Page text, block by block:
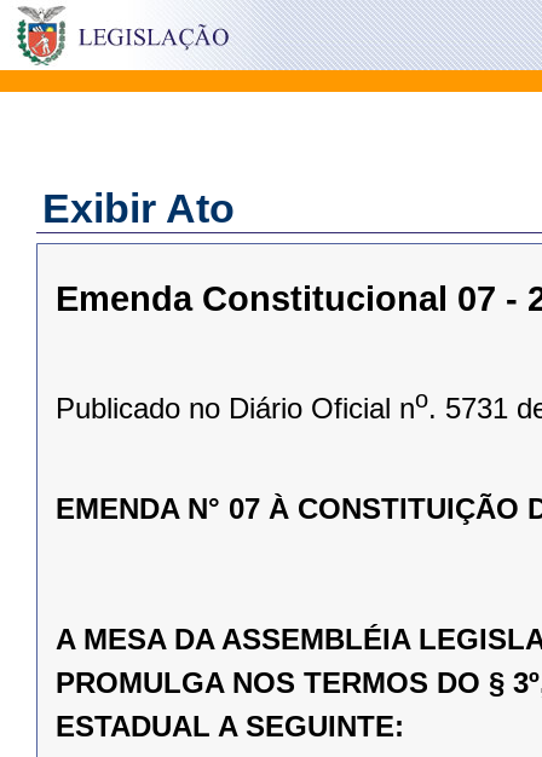
Exibir Ato
Emenda Constitucional 07 -
Publicado no Diário Oficial no. 5731
EMENDA N° 07 À CONSTITUIÇÃO
A MESA DA ASSEMBLÉIA
PROMULGA NOS TERMOS DO §
ESTADUAL A SEGUINTE: